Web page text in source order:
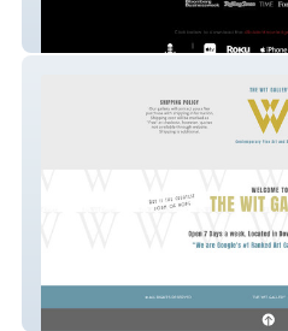
4biddenKnowledge
The Wit Gallery